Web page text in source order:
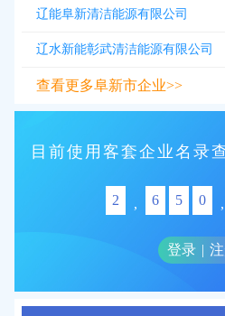
辽能阜新清洁能源有限公司
辽水新能彰武清洁能源有限公司
查看更多阜新市企业>>
目前使用客套企业名录
2 , 6 5 0 ,
登录 |